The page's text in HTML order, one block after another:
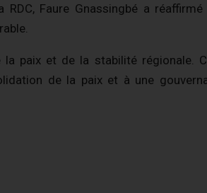
Faure Gnassingbé a réaffirmé
paix et de la stabilité régionale.
de la paix et à une